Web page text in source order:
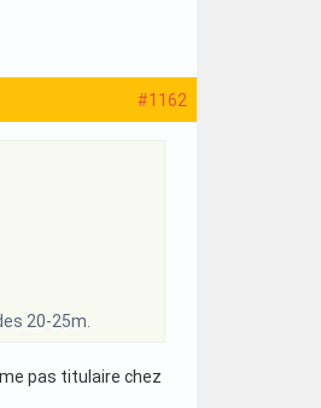
#1162
20-25m.
pas titulaire chez